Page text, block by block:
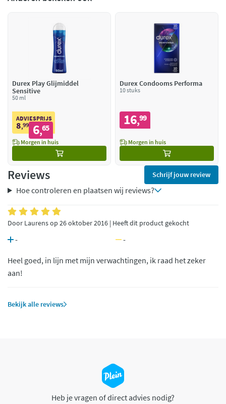
Durex Play Glijmiddel
Sensitive
50 ml
ADVIESPRIJS
8,99 6,65
Morgen in huis
Durex Condooms Performa
10 stuks
16,99
Morgen in huis
Reviews Schrijf jouw review
Hoe controleren en plaatsen wij reviews?
Door Laurens op 26 oktober 2016 | Heeft dit product gekocht
- -
Heel goed, in lijn met mijn verwachtingen, ik raad het zeker
aan!
Bekijk alle reviews
Heb je vragen of direct advies nodig?